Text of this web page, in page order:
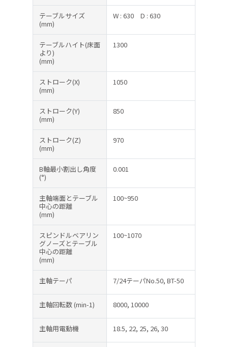
テーブルサイズ
(mm)
W : 630 D : 630
テーブルハイト(床面
より)
(mm)
1300
ストローク(X)
(mm)
1050
ストローク(Y)
(mm)
850
ストローク(Z)
(mm)
970
B軸最小割出し角度
(°)
0.001
主軸端面とテーブル
中心の距離
(mm)
100~950
スピンドルベアリン
グノーズとテーブル
中心の距離
(mm)
100~1070
主軸テーパ 7/24テーパNo.50, BT-50
主軸回転数(min-1) 8000, 10000
主軸用電動機 18.5, 22, 25, 26, 30